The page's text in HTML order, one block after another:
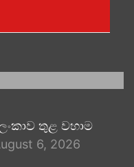
තුළ වහාම
6, 2026